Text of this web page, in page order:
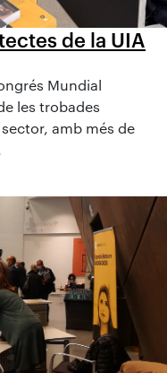
de la UIA
Mundial
les trobades
amb més de